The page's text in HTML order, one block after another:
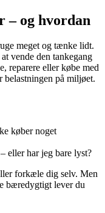
– og hvordan
meget og tænke lidt.
vende den tankegang
reparere eller købe med
belastningen på miljøet.
køber noget
eller har jeg bare lyst?
forkæle dig selv. Men
bæredygtigt lever du